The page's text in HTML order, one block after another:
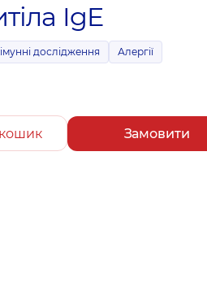
IgE
дослідження Алергії
Замовити